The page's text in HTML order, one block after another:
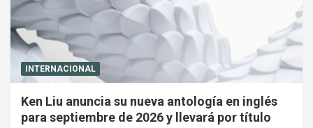
INTERNACIONAL
Ken Liu anuncia su nueva antología en inglés
para septiembre de 2026 y llevará por título